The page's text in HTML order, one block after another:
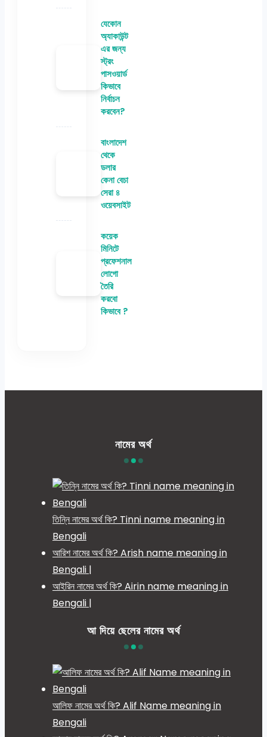
যেকোন
অ্যাকাউন্ট
এর জন্য
স্ট্রং
পাসওয়ার্ড
কিভাবে
নির্বাচন
করবেন?
বাংলাদেশ
থেকে
ডলার
কেনা বেচা
সেরা ৪
ওয়েবসাইট
কয়েক
মিনিটে
প্রফেশনাল
লোগো
তৈরি
করবো
কিভাবে ?
নামের অর্থ
তিন্নি নামের অর্থ কি? Tinni name meaning in
Bengali
আরিশ নামের অর্থ কি? Arish name meaning in
Bengali |
আইরিন নামের অর্থ কি? Airin name meaning in
Bengali |
আ দিয়ে ছেলের নামের অর্থ
আলিফ নামের অর্থ কি? Alif Name meaning in
Bengali